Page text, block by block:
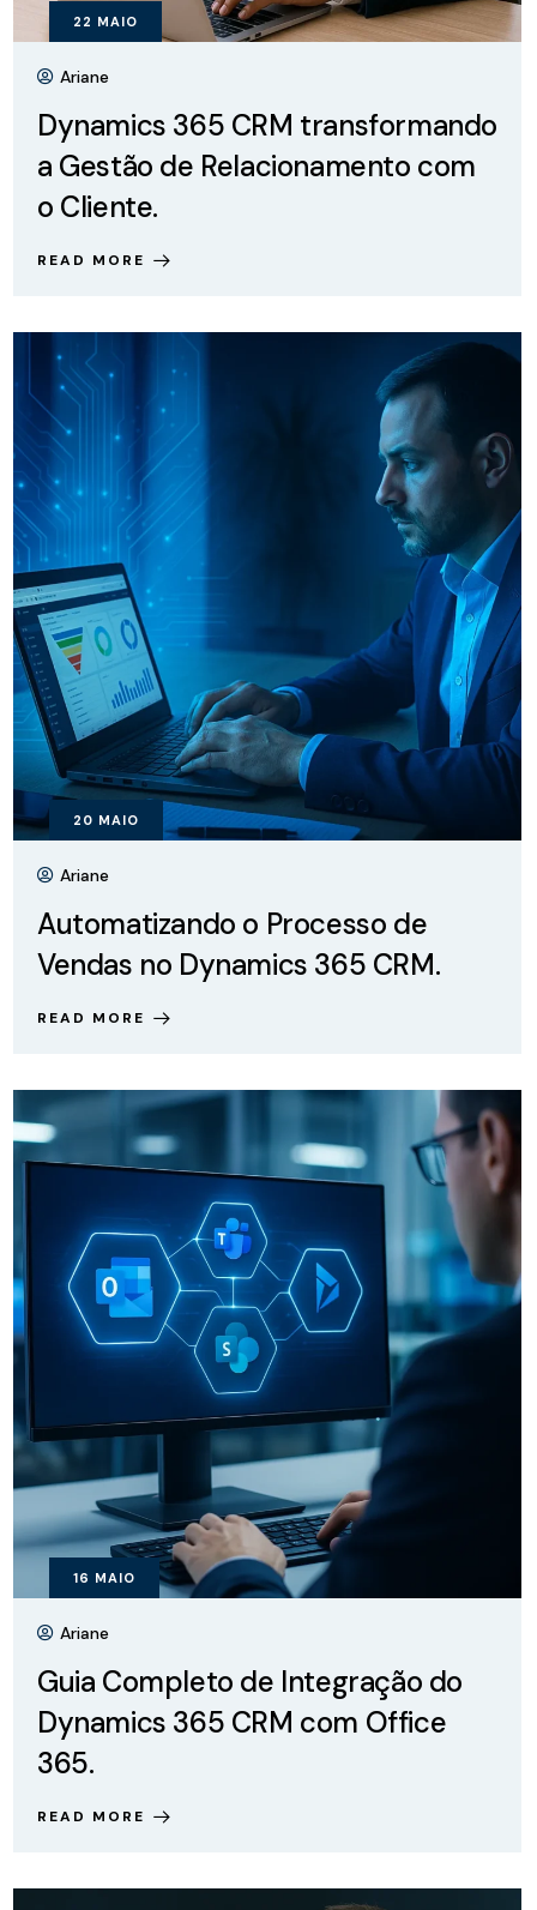
22 MAIO
Ariane
Dynamics 365 CRM transformando
a Gestão de Relacionamento com
o Cliente.
READ MORE
20 MAIO
Ariane
Automatizando o Processo de
Vendas no Dynamics 365 CRM.
READ MORE
16 MAIO
Ariane
Guia Completo de Integração do
Dynamics 365 CRM com Office
365.
READ MORE